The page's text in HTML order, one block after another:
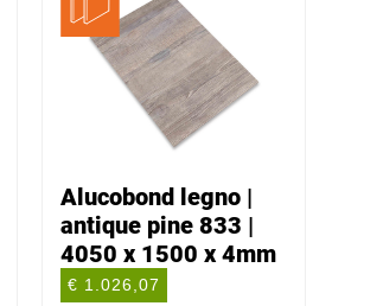
Alucobond legno |
antique pine 833 |
4050 x 1500 x 4mm
€ 1.026,07